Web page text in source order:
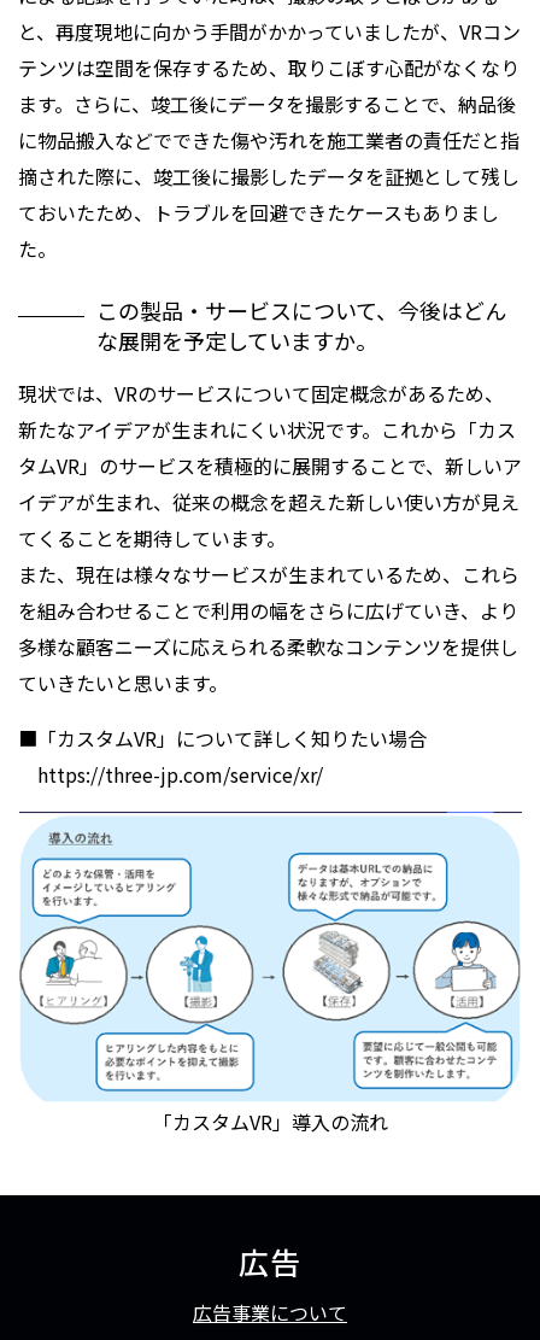
と、再度現地に向かう手間がかかっていましたが、VRコン
テンツは空間を保存するため、取りこぼす心配がなくなり
ます。さらに、竣工後にデータを撮影することで、納品後
に物品搬入などでできた傷や汚れを施工業者の責任だと指
摘された際に、竣工後に撮影したデータを証拠として残し
ておいたため、トラブルを回避できたケースもありまし
た。
この製品・サービスについて、今後はどん
な展開を予定していますか。
現状では、VRのサービスについて固定概念があるため、
新たなアイデアが生まれにくい状況です。これから「カス
タムVR」のサービスを積極的に展開することで、新しいア
イデアが生まれ、従来の概念を超えた新しい使い方が見え
てくることを期待しています。
また、現在は様々なサービスが生まれているため、これら
を組み合わせることで利用の幅をさらに広げていき、より
多様な顧客ニーズに応えられる柔軟なコンテンツを提供し
ていきたいと思います。
■「カスタムVR」について詳しく知りたい場合
https://three-jp.com/service/xr/
「カスタムVR」導入の流れ
広告
広告事業について